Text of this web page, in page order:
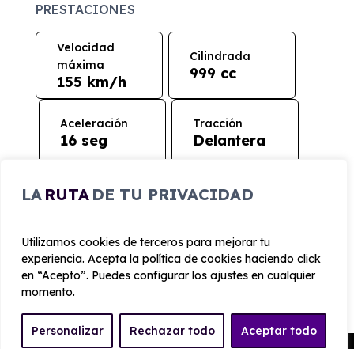
LA RUTA DE TU PRIVACIDAD
Utilizamos cookies de terceros para mejorar tu
experiencia. Acepta la política de cookies haciendo click
en “Acepto”. Puedes configurar los ajustes en cualquier
momento.
Personalizar Rechazar todo Aceptar todo
PRESTACIONES
Velocidad
máxima
155 km/h
Cilindrada
999 cc
Aceleración
16 seg
Tracción
Delantera
CONSUMO Y EMISIONES
Emisiones
119 g/km